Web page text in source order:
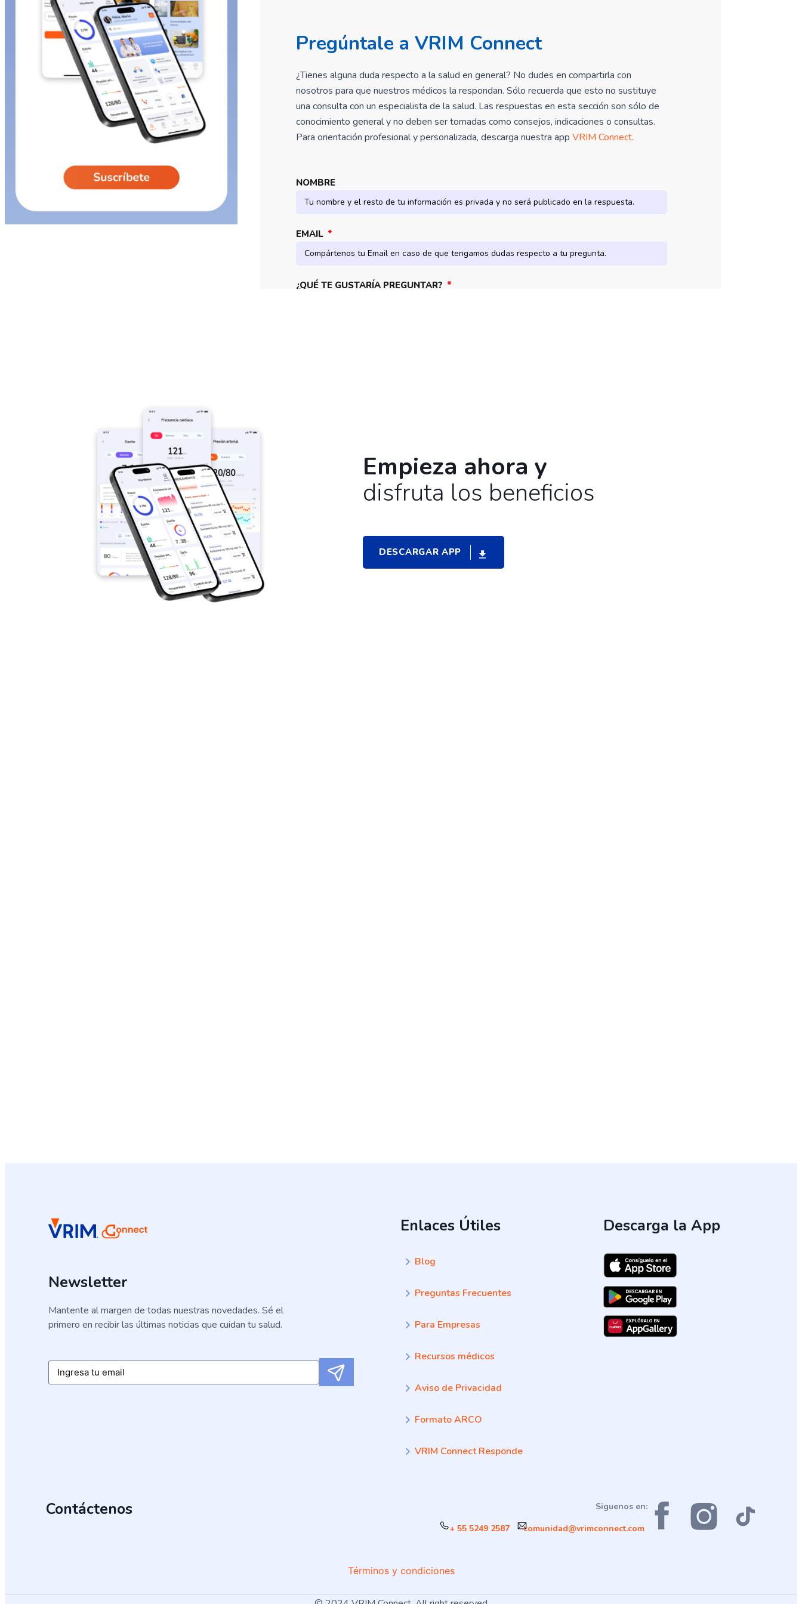
Pregúntale a VRIM Connect
¿Tienes alguna duda respecto a la salud en general? No dudes en compartirla con
nosotros para que nuestros médicos la respondan. Sólo recuerda que esto no sustituye
una consulta con un especialista de la salud. Las respuestas en esta sección son sólo de
conocimiento general y no deben ser tomadas como consejos, indicaciones o consultas.
Para orientación profesional y personalizada, descarga nuestra appVRIM Connect.
NOMBRE
EMAIL
¿QUÉ TE GUSTARÍA PREGUNTAR?
Empieza ahora y
disfruta los beneficios
DESCARGAR APP
Newsletter
Mantente al margen de todas nuestras novedades. Sé el
primero en recibir las últimas noticias que cuidan tu salud.
Email Submit
Enlaces Útiles
Blog
Preguntas Frecuentes
Para Empresas
Recursos médicos
Aviso de Privacidad
Formato ARCO
VRIM Connect Responde
Descarga la App
Contáctenos
+ 55 5249 2587 comunidad@vrimconnect.com
Siguenos en:
Términos y condiciones